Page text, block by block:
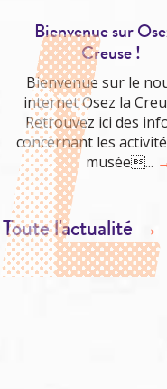
Bienvenue sur
Creuse !
Bienvenue sur le
internet Osez la
Retrouvez ici des
concernant les
musée...
Toute l'actualité →